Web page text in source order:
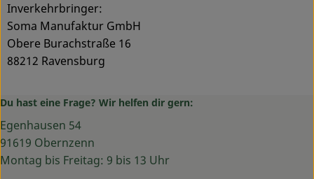
Inverkehrbringer:
Soma Manufaktur GmbH
Obere Burachstraße 16
88212 Ravensburg
Du hast eine Frage? Wir helfen dir gern:
Egenhausen 54
91619 Obernzenn
Montag bis Freitag: 9 bis 13 Uhr